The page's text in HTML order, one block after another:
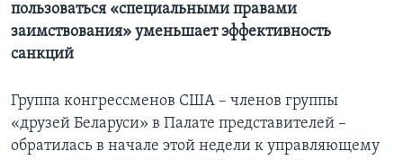
пользоваться «специальными правами
заимствования» уменьшает эффективность
санкций
Группа конгрессменов США – членов группы
«друзей Беларуси» в Палате представителей –
обратилась в начале этой недели к управляющему